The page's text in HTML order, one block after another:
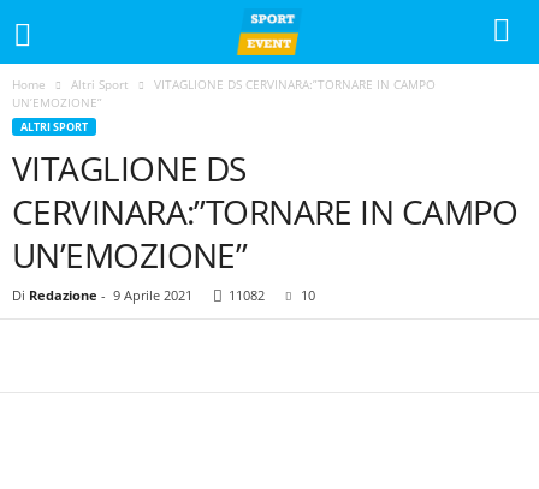
Home Altri Sport
VITAGLIONE DS CERVINARA:”TORNARE IN CAMPO
UN’EMOZIONE”
ALTRI SPORT
VITAGLIONE DS
CERVINARA:”TORNARE IN CAMPO
UN’EMOZIONE”
Di Redazione - 9 Aprile 2021 11082 10